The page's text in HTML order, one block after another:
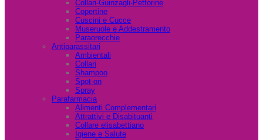
Collari-Guinzagli-Pettorine
Copertine
Cuscini e Cucce
Museruole e Addestramento
Paraorecchie
Antiparassitari
Ambientali
Collari
Shampoo
Spot-on
Spray
Parafarmacia
Alimenti Complementari
Attrattivi e Disabituanti
Collare elisabettiano
Igiene e Salute